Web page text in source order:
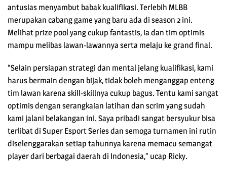
antusias menyambut babak kualifikasi. Terlebih MLBB
merupakan cabang game yang baru ada di season 2 ini.
Melihat prize pool yang cukup fantastis, ia dan tim optimis
mampu melibas lawan-lawannya serta melaju ke grand final.
“Selain persiapan strategi dan mental jelang kualifikasi, kami
harus bermain dengan bijak, tidak boleh menganggap enteng
tim lawan karena skill-skillnya cukup bagus. Tentu kami sangat
optimis dengan serangkaian latihan dan scrim yang sudah
kami jalani belakangan ini. Saya pribadi sangat bersyukur bisa
terlibat di Super Esport Series dan semoga turnamen ini rutin
diselenggarakan setiap tahunnya karena memacu semangat
player dari berbagai daerah di Indonesia,” ucap Ricky.